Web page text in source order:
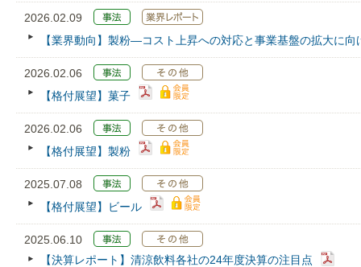
2026.02.09
【業界動向】製粉―コスト上昇への対応と事業基盤の拡大に
2026.02.06
【格付展望】菓子
2026.02.06
【格付展望】製粉
2025.07.08
【格付展望】ビール
2025.06.10
【決算レポート】清涼飲料各社の24年度決算の注目点